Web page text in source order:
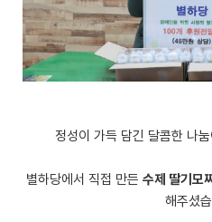
정성이 가득 담긴 달콤한 나
별하당에서 직접 만든 수제 딸기모
해주셨